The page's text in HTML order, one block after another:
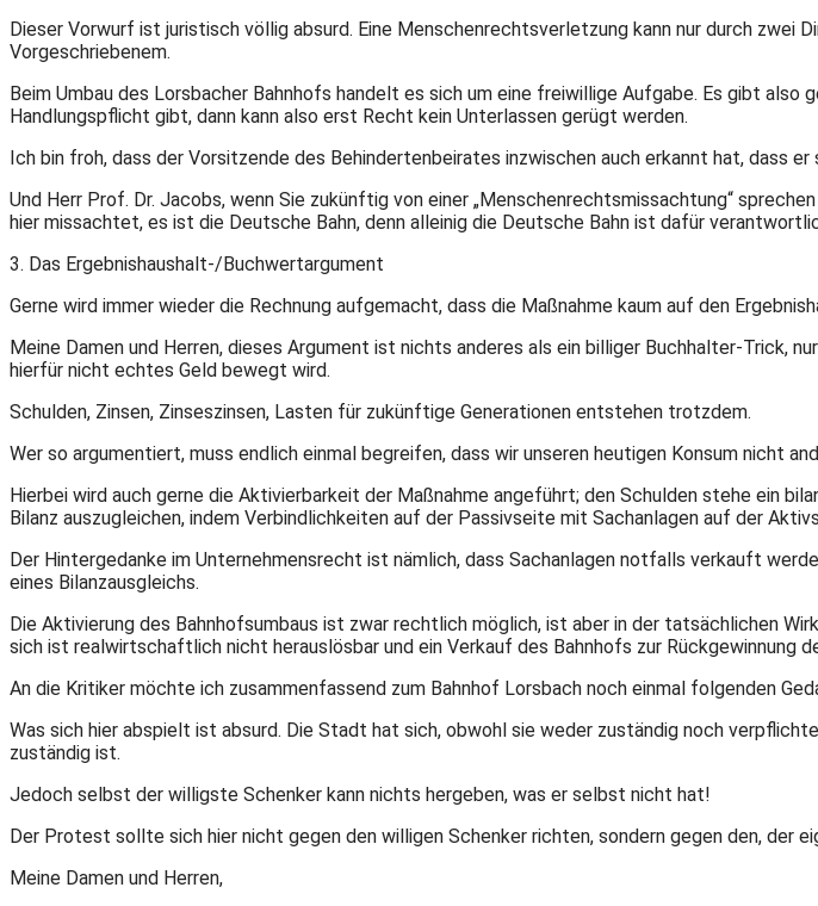
Dieser Vorwurf ist juristisch völlig absurd. Eine Menschenrechtsverletzung kann nur durch zwei
Vorgeschriebenem.
Beim Umbau des Lorsbacher Bahnhofs handelt es sich um eine freiwillige Aufgabe. Es gibt
Handlungspflicht gibt, dann kann also erst Recht kein Unterlassen gerügt werden.
Ich bin froh, dass der Vorsitzende des Behindertenbeirates inzwischen auch erkannt hat, dass
Und Herr Prof. Dr. Jacobs, wenn Sie zukünftig von einer „Menschenrechtsmissachtung“
hier missachtet, es ist die Deutsche Bahn, denn alleinig die Deutsche Bahn ist dafür
3. Das Ergebnishaushalt-/Buchwertargument
Gerne wird immer wieder die Rechnung aufgemacht, dass die Maßnahme kaum auf den
Meine Damen und Herren, dieses Argument ist nichts anderes als ein billiger Buchhalter-Trick,
hierfür nicht echtes Geld bewegt wird.
Schulden, Zinsen, Zinseszinsen, Lasten für zukünftige Generationen entstehen trotzdem.
Wer so argumentiert, muss endlich einmal begreifen, dass wir unseren heutigen Konsum nicht
Hierbei wird auch gerne die Aktivierbarkeit der Maßnahme angeführt; den Schulden stehe ein
Bilanz auszugleichen, indem Verbindlichkeiten auf der Passivseite mit Sachanlagen auf der
Der Hintergedanke im Unternehmensrecht ist nämlich, dass Sachanlagen notfalls verkauft
eines Bilanzausgleichs.
Die Aktivierung des Bahnhofsumbaus ist zwar rechtlich möglich, ist aber in der tatsächlichen
sich ist realwirtschaftlich nicht herauslösbar und ein Verkauf des Bahnhofs zur
An die Kritiker möchte ich zusammenfassend zum Bahnhof Lorsbach noch einmal folgenden
Was sich hier abspielt ist absurd. Die Stadt hat sich, obwohl sie weder zuständig noch
zuständig ist.
Jedoch selbst der willigste Schenker kann nichts hergeben, was er selbst nicht hat!
Der Protest sollte sich hier nicht gegen den willigen Schenker richten, sondern gegen den, der
Meine Damen und Herren,